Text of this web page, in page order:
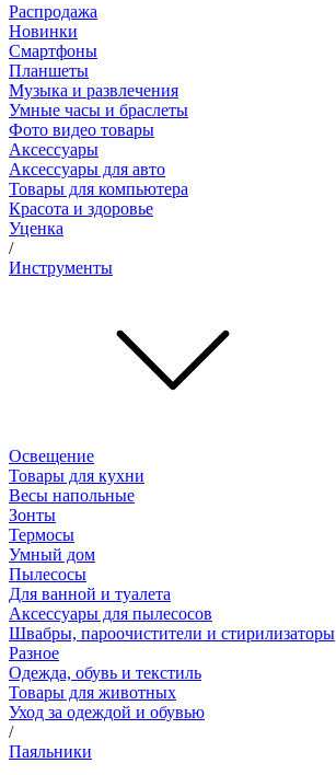
Распродажа
Новинки
Смартфоны
Планшеты
Музыка и развлечения
Умные часы и браслеты
Фото видео товары
Аксессуары
Аксессуары для авто
Товары для компьютера
Красота и здоровье
Уценка
/
Инструменты
Освещение
Товары для кухни
Весы напольные
Зонты
Термосы
Умный дом
Пылесосы
Для ванной и туалета
Аксессуары для пылесосов
Швабры, пароочистители и стирилизаторы
Разное
Одежда, обувь и текстиль
Товары для животных
Уход за одеждой и обувью
/
Паяльники